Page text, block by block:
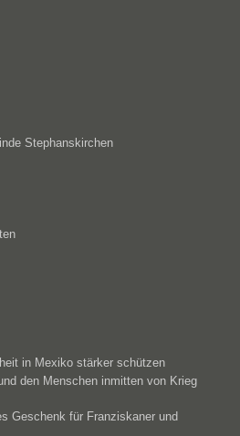
Stephanskirchen
in Mexiko stärker schützen
den Menschen inmitten von Krieg
Geschenk für Franziskaner und